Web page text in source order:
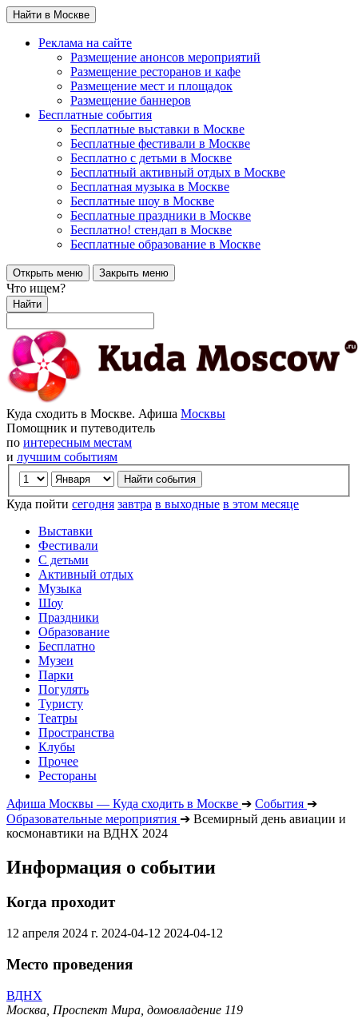
Найти в Москве
Реклама на сайте
Размещение анонсов мероприятий
Размещение ресторанов и кафе
Размещение мест и площадок
Размещение баннеров
Бесплатные события
Бесплатные выставки в Москве
Бесплатные фестивали в Москве
Бесплатно с детьми в Москве
Бесплатный активный отдых в Москве
Бесплатная музыка в Москве
Бесплатные шоу в Москве
Бесплатные праздники в Москве
Бесплатно! стендап в Москве
Бесплатные образование в Москве
Открыть меню Закрыть меню
Что ищем?
Найти
Куда сходить в Москве. Афиша Москвы
Помощник и путеводитель
по интересным местам
и лучшим событиям
Куда пойти сегодня завтра в выходные в этом месяце
Выставки
Фестивали
С детьми
Активный отдых
Музыка
Шоу
Праздники
Образование
Бесплатно
Музеи
Парки
Погулять
Туристу
Театры
Пространства
Клубы
Прочее
Рестораны
Афиша Москвы — Куда сходить в Москве ➔ События ➔
Образовательные мероприятия ➔ Всемирный день авиации и
космонавтики на ВДНХ 2024
Информация о событии
Когда проходит
12 апреля 2024 г. 2024-04-12 2024-04-12
Место проведения
ВДНХ
Москва, Проспект Мира, домовладение 119